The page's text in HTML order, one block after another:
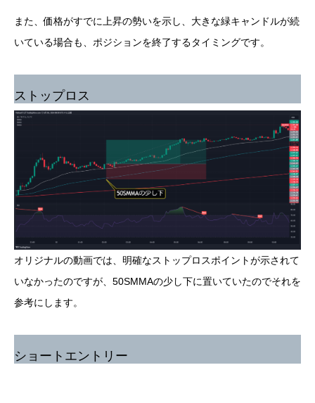
また、価格がすでに上昇の勢いを示し、大きな緑キャンドルが続
いている場合も、ポジションを終了するタイミングです。
ストップロス
オリジナルの動画では、明確なストップロスポイントが示されて
いなかったのですが、50SMMAの少し下に置いていたのでそれを
参考にします。
ショートエントリー